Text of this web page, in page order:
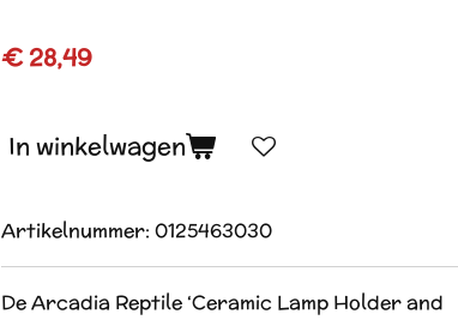
€ 28,49
In winkelwagen
Artikelnummer: 0125463030
De Arcadia Reptile ‘Ceramic Lamp Holder and